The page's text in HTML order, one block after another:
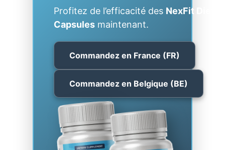
Profitez de l’efficacité des NexFit Diet
Capsules maintenant.
Commandez en France (FR)
Commandez en Belgique (BE)